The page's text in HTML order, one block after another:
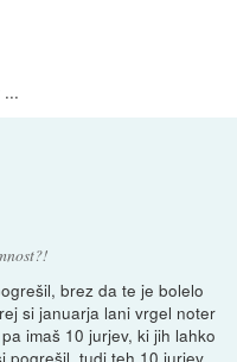
brez da te je bolelo
si januarja lani vrgel noter
imaš 10 jurjev, ki jih lahko